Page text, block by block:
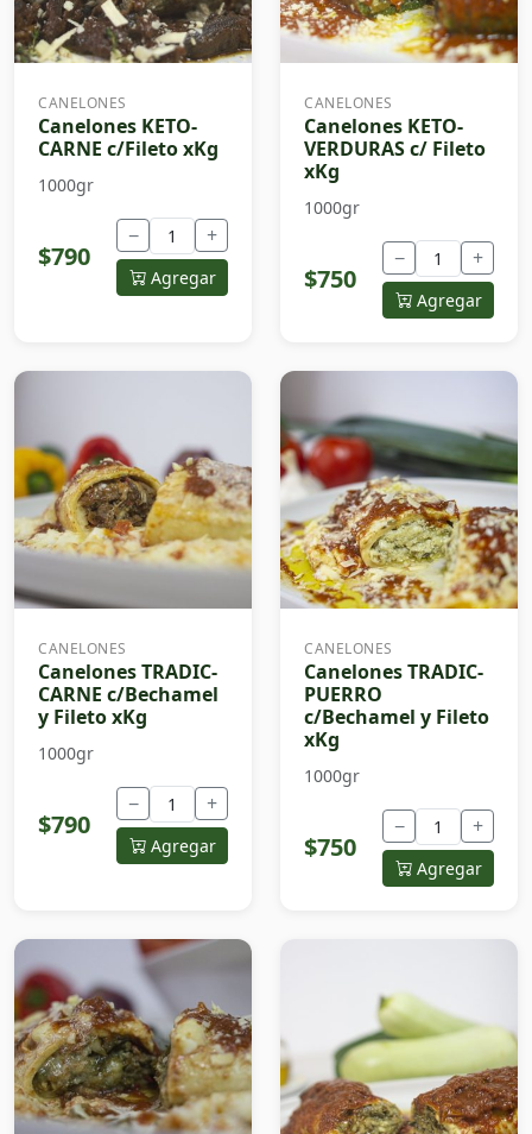
CANELONES
Canelones KETO-
CARNE c/Fileto xKg
1000gr
$790
− +
Agregar
CANELONES
Canelones KETO-
VERDURAS c/ Fileto
xKg
1000gr
$750
− +
Agregar
CANELONES
Canelones TRADIC-
CARNE c/Bechamel
y Fileto xKg
1000gr
$790
− +
Agregar
CANELONES
Canelones TRADIC-
PUERRO
c/Bechamel y Fileto
xKg
1000gr
$750
− +
Agregar